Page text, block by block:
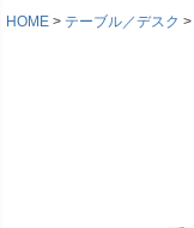
HOME テーブル／デスク